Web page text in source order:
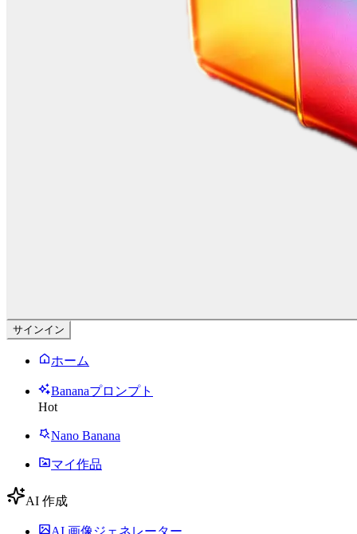
サインイン
ホーム
Bananaプロンプト
Hot
Nano Banana
マイ作品
AI 作成
AI 画像ジェネレーター